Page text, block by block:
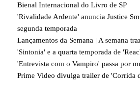
Bienal Internacional do Livro de SP
'Rivalidade Ardente' anuncia Justice
segunda temporada
Lançamentos da Semana | A semana
'Sintonia' e a quarta temporada de
'Entrevista com o Vampiro' passa por
Prime Video divulga trailer de 'Corrida